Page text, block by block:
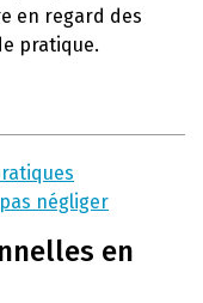
en regard des
pratique.
négliger
en